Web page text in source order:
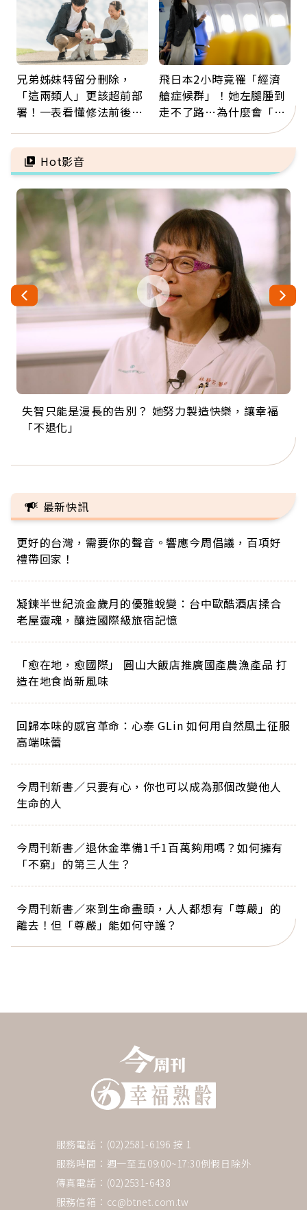
兄弟姊妹特留分刪除，
「這兩類人」更該超前部
署！一表看懂修法前後差
更多
飛日本2小時竟罹「經濟
艙症候群」！她左腿腫到
走不了路…為什麼會「靜
脈血栓」？醫示警7種人
注意
Hot影音
失智只能是漫長的告別？ 她努力製造快樂，讓幸福
「不退化」
來自剛果的巧克力神父 為台灣奉獻36年 「台灣是我
的家，我連作夢都講台語！」
63歲卸矽谷副總、搬回台灣找快樂！「蛋黃哥小
丑」走進安養院，逗樂上萬爺奶：退休後才開始真
104歲打破金氏世界紀錄 成為全球最年長羽球選
手，分享長壽的秘密原來是「這個」
事業巔峰他選擇追夢…黑手阿伯拉小提琴還登上小
巨蛋！連CNN都大讚！
最新快訊
更好的台灣，需要你的聲音。響應今周倡議，百項好
禮帶回家！
凝鍊半世紀流金歲月的優雅蛻變：台中歐酷酒店揉合
老屋靈魂，釀造國際級旅宿記憶
「愈在地，愈國際」 圓山大飯店推廣國產農漁產品 打
造在地食尚新風味
回歸本味的感官革命：心泰 GLin 如何用自然風土征服
高端味蕾
今周刊新書／只要有心，你也可以成為那個改變他人
生命的人
今周刊新書／退休金準備1千1百萬夠用嗎？如何擁有
「不窮」的第三人生？
今周刊新書／來到生命盡頭，人人都想有「尊嚴」的
離去！但「尊嚴」能如何守護？
服務電話：(02)2581-6196 按 1
服務時間：週一至五09:00~17:30例假日除外
傳真電話：(02)2531-6438
服務信箱： cc@btnet.com.tw